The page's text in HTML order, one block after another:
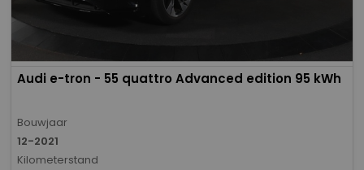
Audi e-tron - 55 quattro Advanced edition 95 kWh
Bouwjaar
12-2021
Kilometerstand